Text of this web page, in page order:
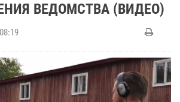
ВЕДОМСТВА (ВИДЕО)